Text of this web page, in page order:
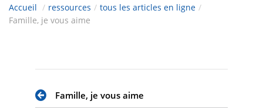
Accueil / ressources / tous les articles en ligne /
Famille, je vous aime
Famille, je vous aime